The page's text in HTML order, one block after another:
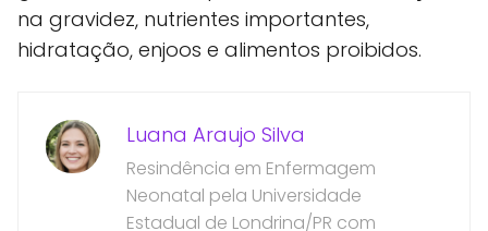
na gravidez, nutrientes importantes,
hidratação, enjoos e alimentos proibidos.
Luana Araujo Silva
Resindência em Enfermagem
Neonatal pela Universidade
Estadual de Londrina/PR com